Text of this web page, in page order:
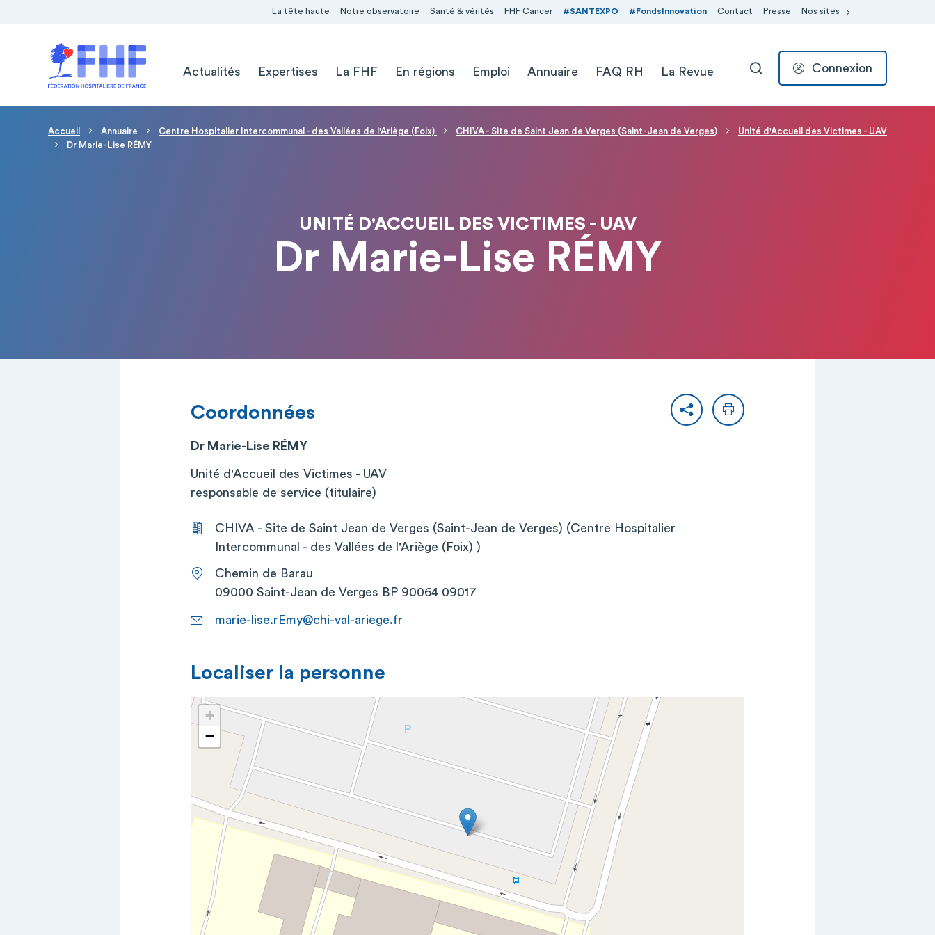
La tête haute Notre observatoire Santé & vérités FHF Cancer #SANTEXPO #FondsInnovation Contact Presse Nos sites
Actualités
Expertises La FHF En régions Emploi Annuaire FAQ RH La Revue RECHERCHER
Connexion
Fil d'Ariane
Accueil Annuaire Centre Hospitalier Intercommunal - des Vallées de l'Ariège (Foix) CHIVA - Site de Saint Jean de Verges (Saint-Jean de Verges)
Unité d'Accueil des Victimes - UAV
Dr Marie-Lise RÉMY
UNITÉ D'ACCUEIL DES VICTIMES - UAV
Dr Marie-Lise RÉMY
PartagerImprimer
Coordonnées
Dr Marie-Lise RÉMY
Unité d'Accueil des Victimes - UAV
responsable de service (titulaire)
CHIVA - Site de Saint Jean de Verges (Saint-Jean de Verges) (Centre Hospitalier
Intercommunal - des Vallées de l'Ariège (Foix) )
Chemin de Barau
09000 Saint-Jean de Verges BP 90064 09017
marie-lise.rEmy@chi-val-ariege.fr
Localiser la personne
+
−